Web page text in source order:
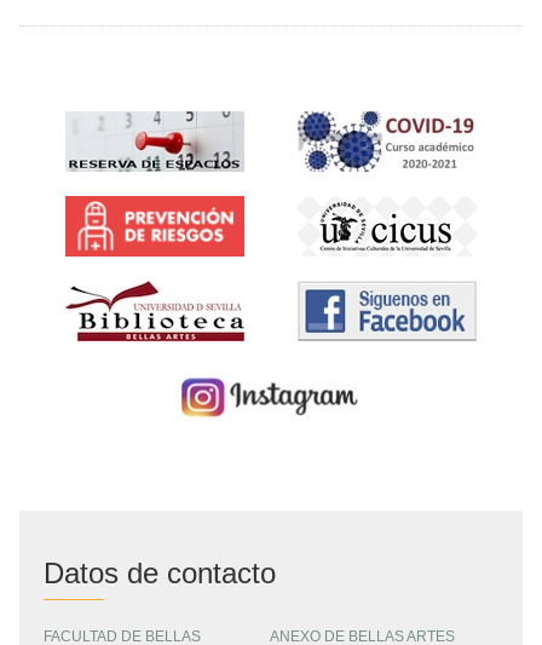
Datos de contacto
FACULTAD DE BELLAS
ANEXO DE BELLAS ARTES